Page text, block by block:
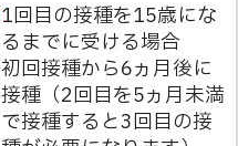
1回目の接種を15歳にな
るまでに受ける場合
初回接種から6ヵ月後に
接種（2回目を5ヵ月未満
で接種すると3回目の接